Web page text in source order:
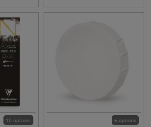
10 options 6 options